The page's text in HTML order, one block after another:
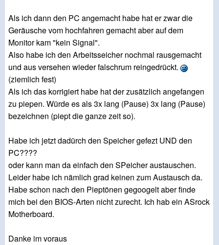
Als ich dann den PC angemacht habe hat er zwar die
Geräusche vom hochfahren gemacht aber auf dem
Monitor kam "kein Signal".
Also habe ich den Arbeitsseicher nochmal rausgemacht
und aus versehen wieder falschrum reingedrückt.
(ziemlich fest)
Als ich das korrigiert habe hat der zusätzlich angefangen
zu piepen. Würde es als 3x lang (Pause) 3x lang (Pause)
bezeichnen (piept die ganze zeit so).
Habe ich jetzt dadürch den Speicher gefezt UND den
PC????
oder kann man da einfach den SPeicher austauschen.
Leider habe ich nämlich grad keinen zum Austausch da.
Habe schon nach den Pieptönen gegoogelt aber finde
mich bei den BIOS-Arten nicht zurecht. Ich hab ein ASrock
Motherboard.
Danke im voraus